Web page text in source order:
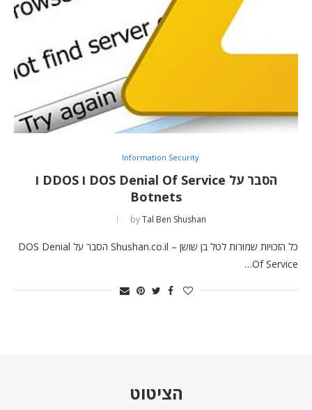
Information Security
הסבר על DOS Denial Of Service ו DDOS ו
Botnets
byTal Ben Shushan
כל הזכויות שמורות לטל בן שושן – Shushan.co.il הסבר על DOS Denial
Of Service…
הציטוט